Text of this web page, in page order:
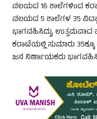
ವಲಯದ 16 ಶಾಲೆಗಳಿಂದ
ವಲಯದ 5 ಶಾಲೆಗಳ 35
ಭಾಗವಹಿಸಿದ್ದು, ಉತ್ತಮವಾದ
ಕರಾಟೆಯಲ್ಲಿ ಸುಮಾರು
ಜನ ನಿರ್ಣಾಯಕರು